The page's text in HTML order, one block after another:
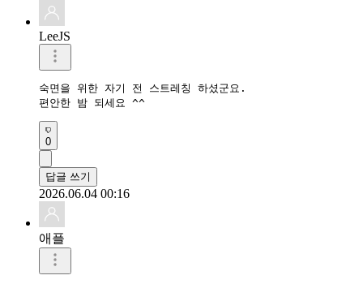
LeeJS
숙면을 위한 자기 전 스트레칭 하셨군요.
편안한 밤 되세요 ^^
0
답글 쓰기
2026.06.04 00:16
애플